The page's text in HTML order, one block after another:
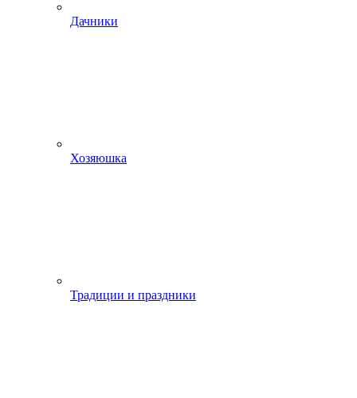
Дачники
Хозяюшка
Традиции и праздники